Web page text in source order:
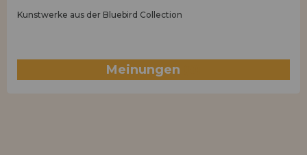
Kunstwerke aus der Bluebird Collection
Meinungen